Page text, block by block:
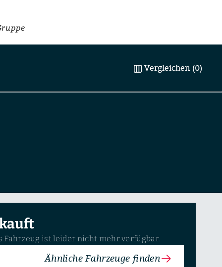
Vergleichen (0)
Fahrzeug ist leider nicht mehr verfügbar.
Ähnliche Fahrzeuge finden